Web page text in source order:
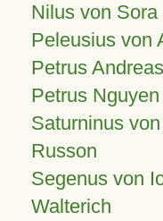
Nilus von Sora
Peleusius von
Petrus
Petrus
Saturninus
Russon
Segenus von
Walterich